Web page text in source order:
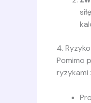
4.
Pomimo
ryzykami